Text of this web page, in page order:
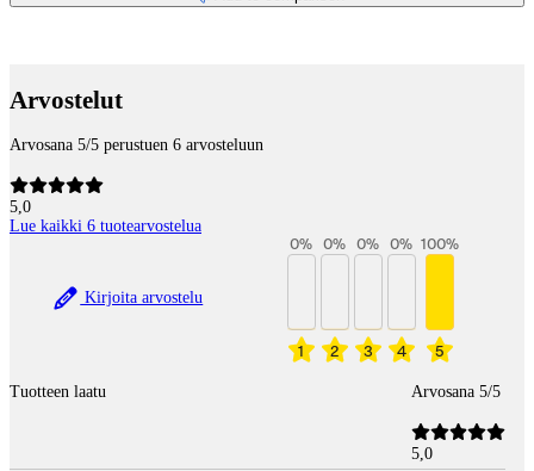
Arvostelut
Arvosana 5/5 perustuen 6 arvosteluun
5,0
Lue kaikki 6 tuotearvostelua
Kirjoita arvostelu
1
0%
2
0%
3
0%
4
0%
5
100%
Tuotteen laatu Arvosana 5/5
5,0